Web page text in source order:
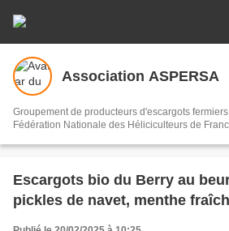
Association ASPERSA
Groupement de producteurs d'escargots
Fédération Nationale des Héliciculteurs de
Escargots bio du Berry au
pickles de navet, menthe